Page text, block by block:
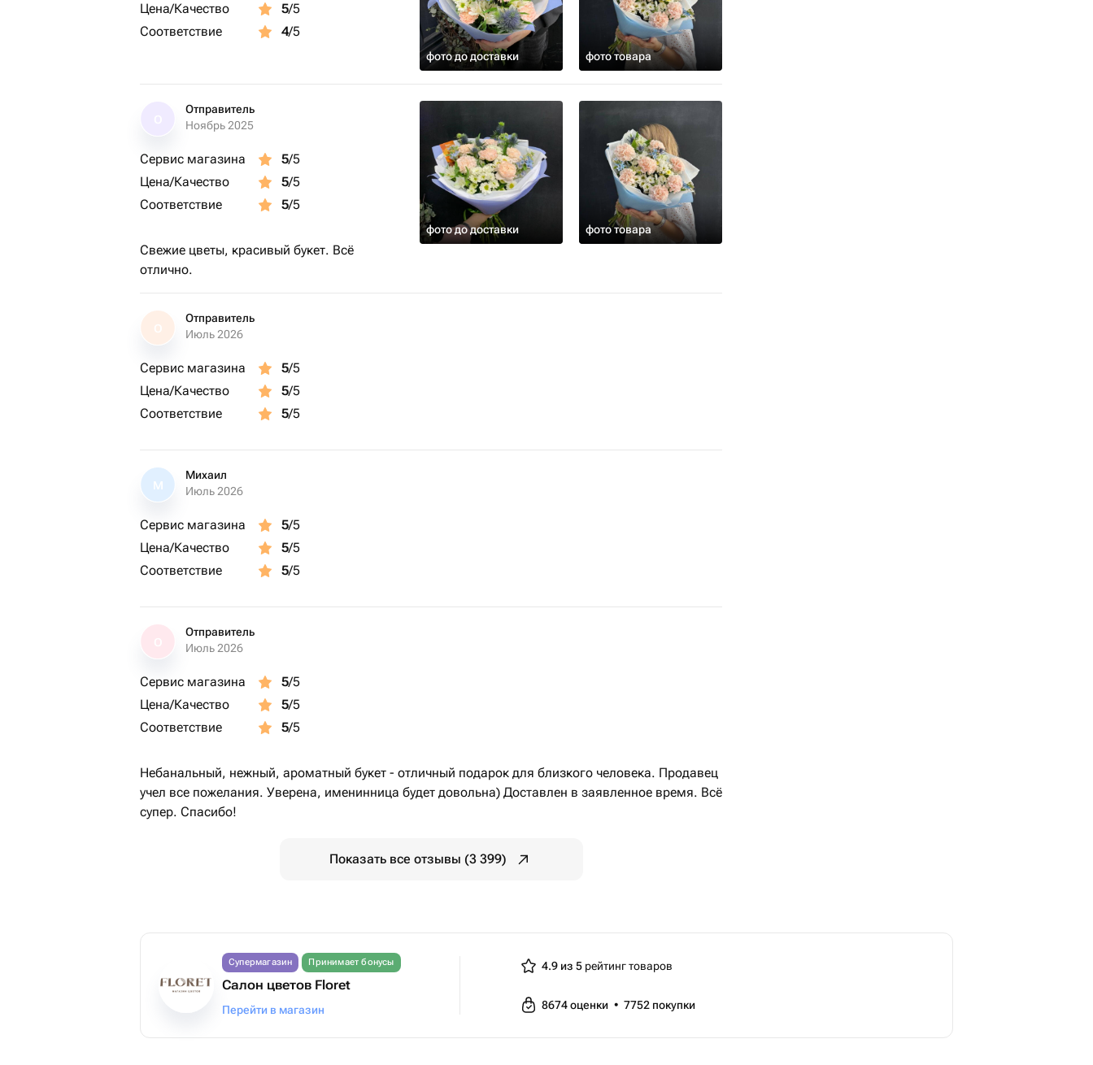
Цена/Качество
5/5
Соответствие
4/5
фото до доставки фото товара
Отправитель
Ноябрь 2025
Сервис магазина 5/5
Цена/Качество
5/5
Соответствие
5/5
Свежие цветы, красивый букет. Всё
отлично.
фото до доставки фото товара
О
Отправитель
Июль 2026
Сервис магазина 5/5
Цена/Качество
5/5
Соответствие
5/5
М
Михаил
Июль 2026
Сервис магазина 5/5
Цена/Качество
5/5
Соответствие
5/5
Отправитель
Июль 2026
Сервис магазина 5/5
Цена/Качество
5/5
Соответствие
5/5
Небанальный, нежный, ароматный букет - отличный подарок для близкого человека. Продавец
учел все пожелания. Уверена, именинница будет довольна) Доставлен в заявленное время. Всё
супер. Спасибо!
Показать все отзывы (3 399)
Супермагазин Принимает бонусы
Салон цветов Floret
Перейти в магазин
4.9 из 5рейтинг товаров
8674оценки • 7752 покупки